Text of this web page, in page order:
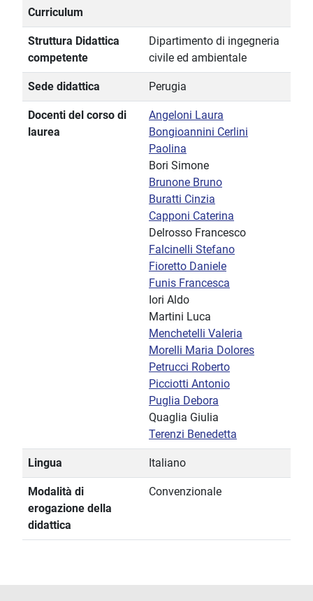
Curriculum
Struttura Didattica
competente
Dipartimento di ingegneria
civile ed ambientale
Sede didattica Perugia
Docenti del corso di
laurea
Angeloni Laura
Bongioannini Cerlini
Paolina
Bori Simone
Brunone Bruno
Buratti Cinzia
Capponi Caterina
Delrosso Francesco
Falcinelli Stefano
Fioretto Daniele
Funis Francesca
Iori Aldo
Martini Luca
Menchetelli Valeria
Morelli Maria Dolores
Petrucci Roberto
Picciotti Antonio
Puglia Debora
Quaglia Giulia
Terenzi Benedetta
Lingua Italiano
Modalità di
erogazione della
didattica
Convenzionale